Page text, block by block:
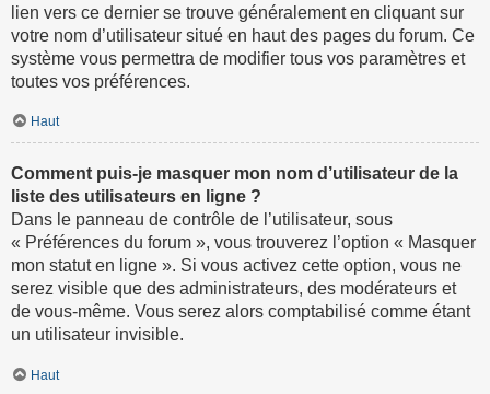
lien vers ce dernier se trouve généralement en cliquant sur
votre nom d’utilisateur situé en haut des pages du forum. Ce
système vous permettra de modifier tous vos paramètres et
toutes vos préférences.
Haut
Comment puis-je masquer mon nom d’utilisateur de la
liste des utilisateurs en ligne ?
Dans le panneau de contrôle de l’utilisateur, sous
« Préférences du forum », vous trouverez l’option « Masquer
mon statut en ligne ». Si vous activez cette option, vous ne
serez visible que des administrateurs, des modérateurs et
de vous-même. Vous serez alors comptabilisé comme étant
un utilisateur invisible.
Haut